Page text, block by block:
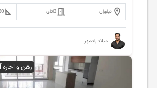
نیاوران 3اتاق
میلاد رادمهر
رهن و اجاره